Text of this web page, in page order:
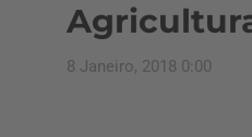
8 Janeiro, 2018 0:00